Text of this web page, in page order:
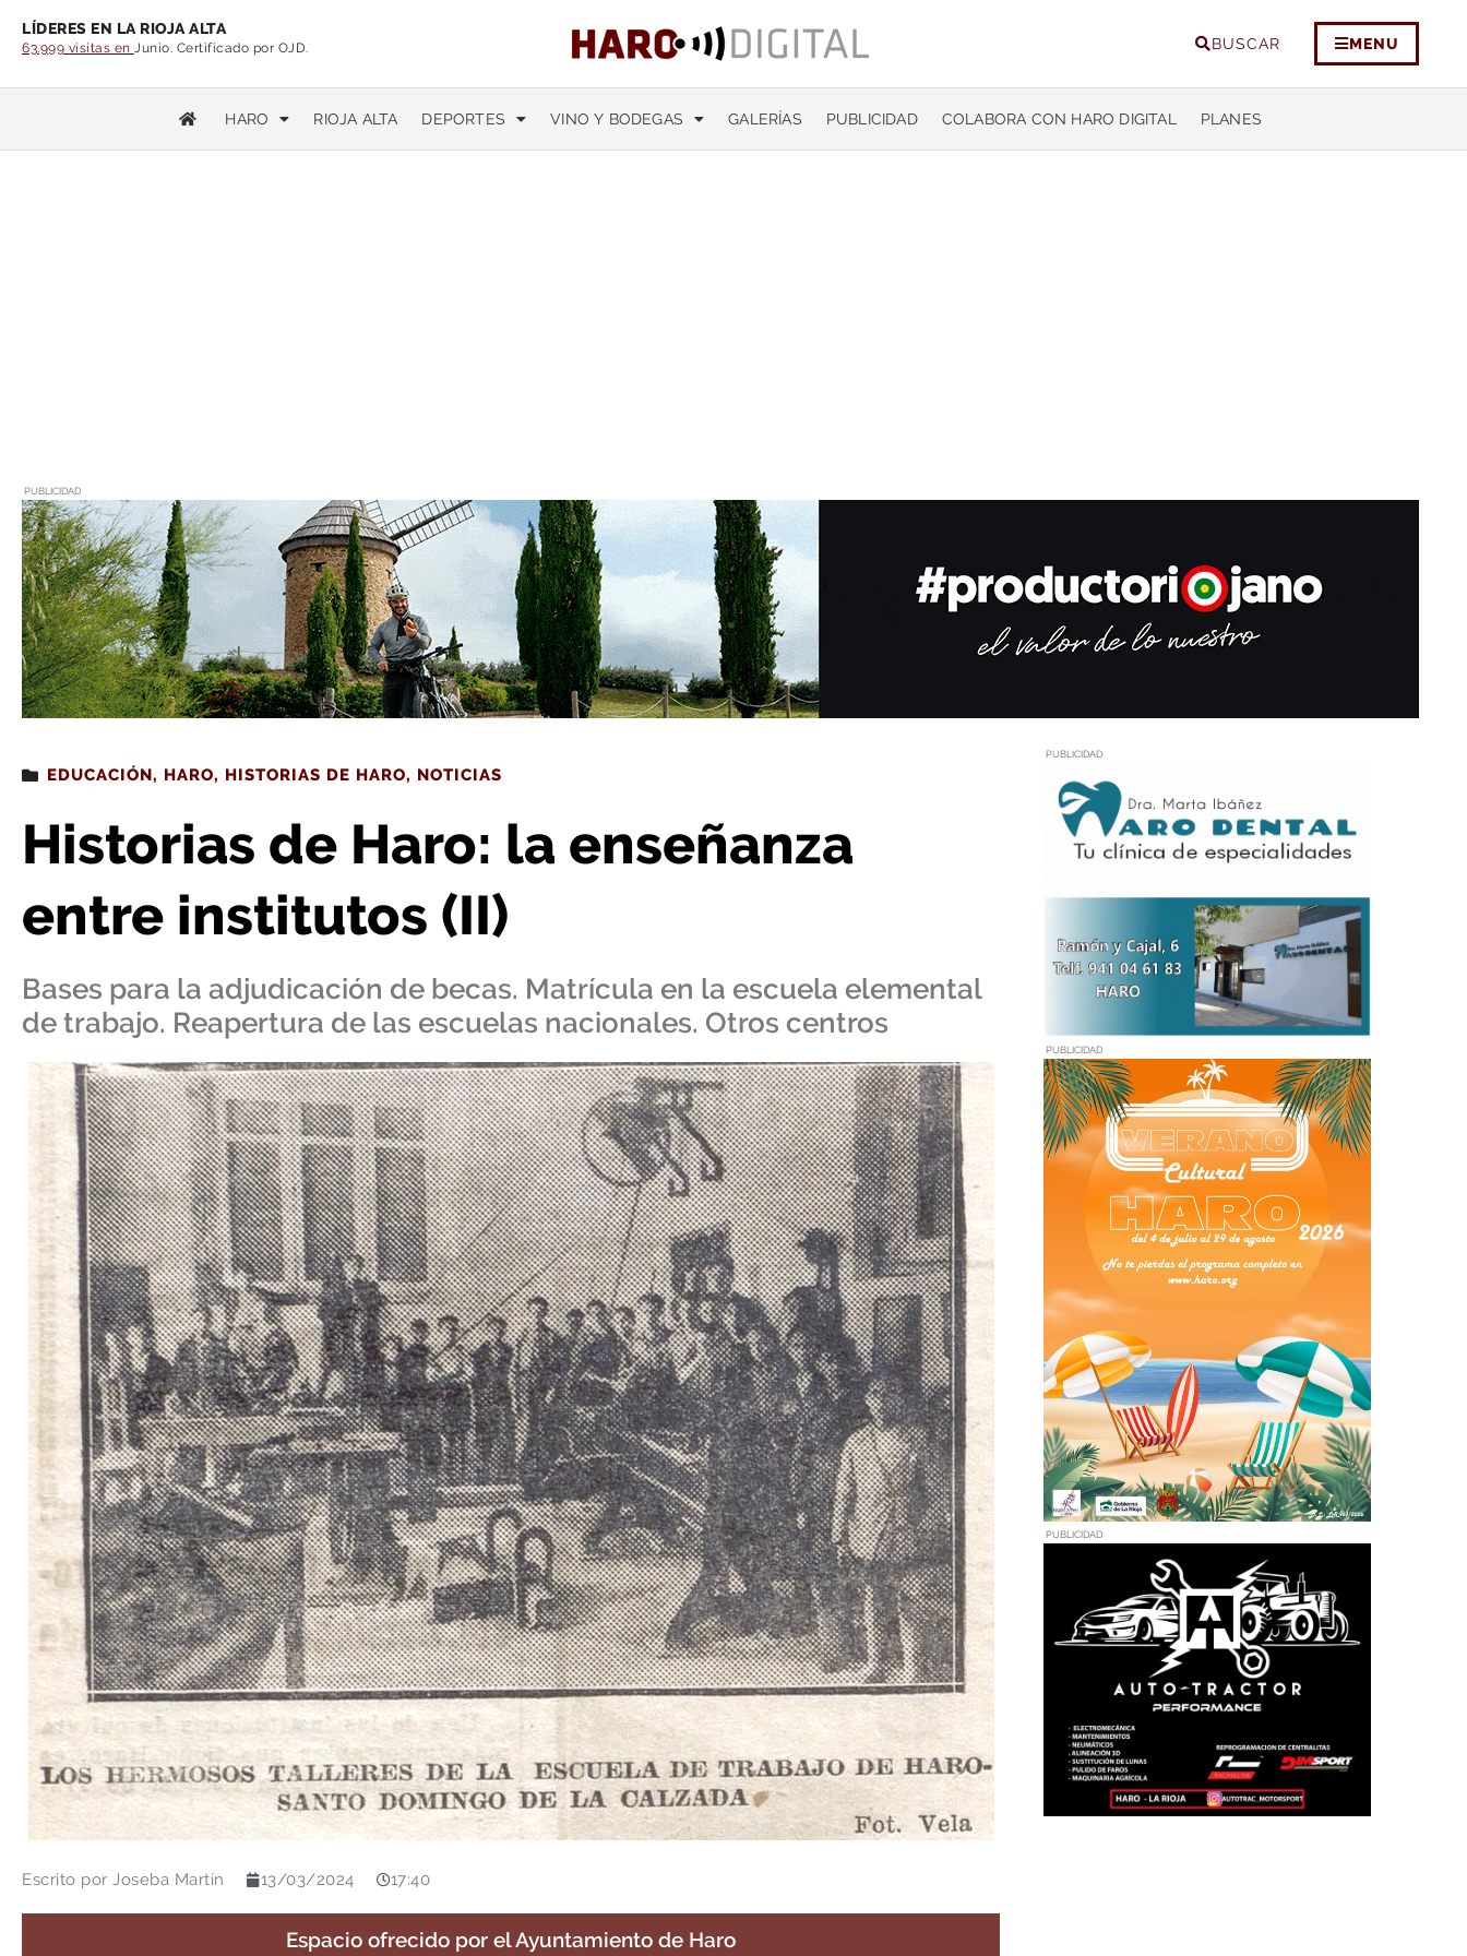
LÍDERES EN LA RIOJA ALTA
63.999 visitas en Junio. Certificado por OJD. BUSCAR MENU
HARO RIOJA ALTA DEPORTES VINO Y BODEGAS GALERÍAS PUBLICIDAD COLABORA CON HARO DIGITAL PLANES
PUBLICIDAD
Estás leyendo: Historias de Haro: la enseñanza entre institutos (II)
EDUCACIÓN, HARO, HISTORIAS DE HARO, NOTICIAS
Historias de Haro: la enseñanza
entre institutos (II)
Bases para la adjudicación de becas. Matrícula en la escuela elemental
de trabajo. Reapertura de las escuelas nacionales. Otros centros
Escrito por Joseba Martín 13/03/2024 17:40
Espacio ofrecido por el Ayuntamiento de Haro
PUBLICIDAD
PUBLICIDAD
PUBLICIDAD